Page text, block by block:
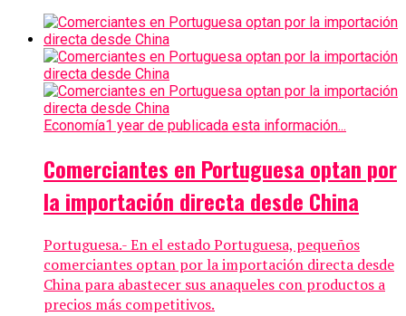
Economía1 year de publicada esta información...
Comerciantes en Portuguesa optan por
la importación directa desde China
Portuguesa.- En el estado Portuguesa, pequeños
comerciantes optan por la importación directa desde
China para abastecer sus anaqueles con productos a
precios más competitivos.